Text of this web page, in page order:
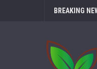
BREAKING